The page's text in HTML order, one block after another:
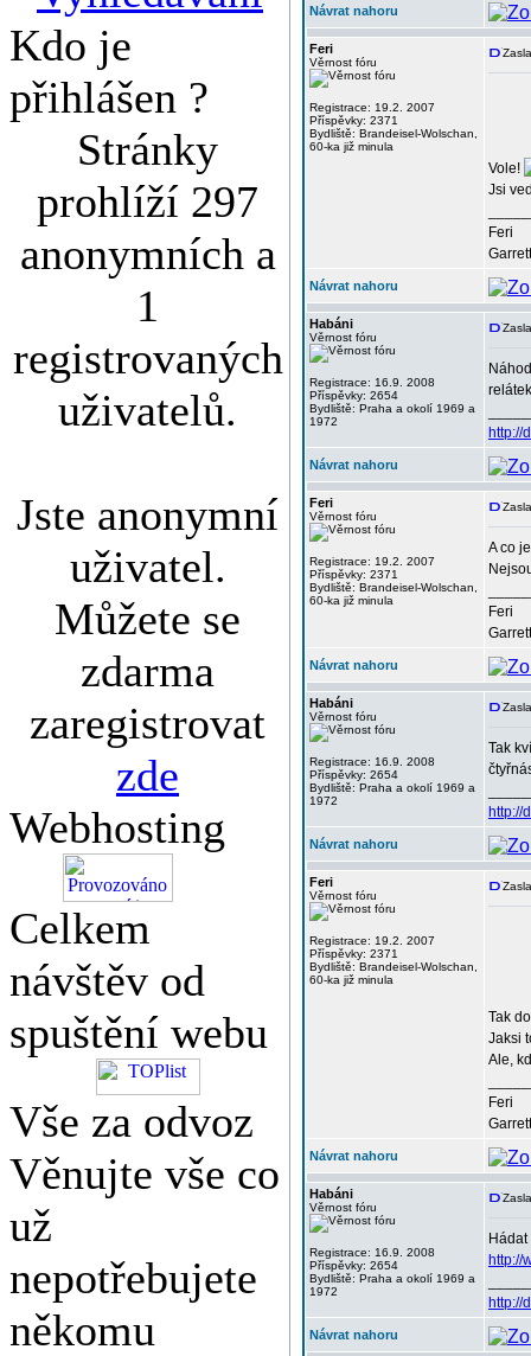
Kdo je
přihlášen ?
Stránky
prohlíží 297
anonymních a
1
registrovaných
uživatelů.
Jste anonymní
uživatel.
Můžete se
zdarma
zaregistrovat
zde
Webhosting
Celkem
návštěv od
spuštění webu
Vše za odvoz
Věnujte vše co
už
nepotřebujete
někomu
Návrat nahoru
Feri
Věrnost fóru
Registrace: 19.2. 2007
Příspěvky: 2371
Bydliště: Brandeisel-Wolschan,
60-ka již minula
Vole!
Jsi
Feri
Návrat nahoru
Habáni
Věrnost fóru
Registrace: 16.9. 2008
Příspěvky: 2654
Bydliště: Praha a okolí 1969 a
1972
http://
Návrat nahoru
Feri
Věrnost fóru
Registrace: 19.2. 2007
Příspěvky: 2371
Bydliště: Brandeisel-Wolschan,
60-ka již minula
A co
Feri
Návrat nahoru
Habáni
Věrnost fóru
Registrace: 16.9. 2008
Příspěvky: 2654
Bydliště: Praha a okolí 1969 a
1972
Tak
http://
Návrat nahoru
Feri
Věrnost fóru
Registrace: 19.2. 2007
Příspěvky: 2371
Bydliště: Brandeisel-Wolschan,
60-ka již minula
Tak
Jaksi
Ale,
Feri
Návrat nahoru
Habáni
Věrnost fóru
Registrace: 16.9. 2008
Příspěvky: 2654
Bydliště: Praha a okolí 1969 a
1972
http://
http://
Návrat nahoru